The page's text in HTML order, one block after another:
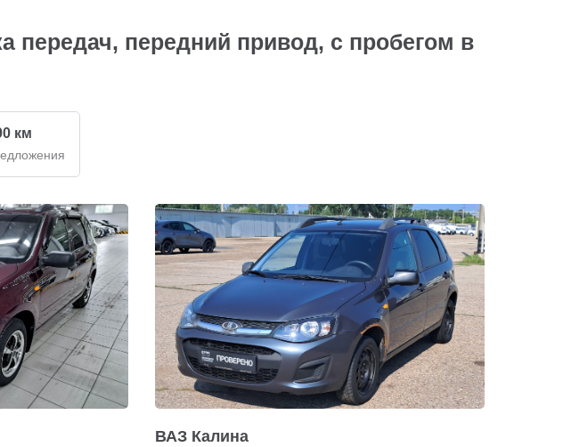
передач, передний привод, с пробегом в
км
ВАЗ Калина